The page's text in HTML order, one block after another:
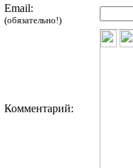
Email:
(обязательно!)
Комментарий: